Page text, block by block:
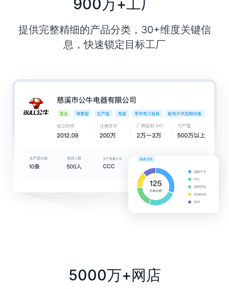
900万+工厂
提供完整精细的产品分类，30+维度关键信
息，快速锁定目标工厂
5000万+网店